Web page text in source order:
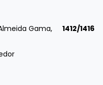
Gama, 1412/1416